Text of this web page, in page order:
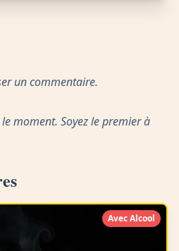
un commentaire.
moment. Soyez le premier à
Avec Alcool